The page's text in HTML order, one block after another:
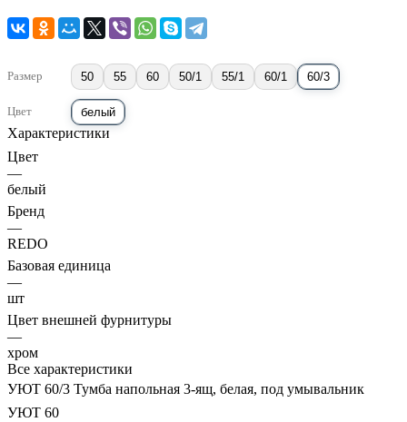
Размер 50 55 60 50/1 55/1 60/1 60/3
Цвет белый
Характеристики
Цвет
—
белый
Бренд
—
REDO
Базовая единица
—
шт
Цвет внешней фурнитуры
—
хром
Все характеристики
УЮТ 60/3 Тумба напольная 3-ящ, белая, под умывальник
УЮТ 60